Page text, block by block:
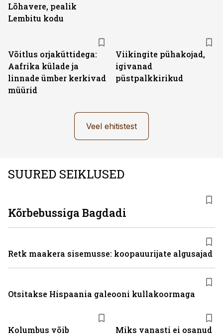
Lõhavere, pealik
Lembitu kodu
Võitlus orjaküttidega:
Aafrika külade ja
linnade ümber kerkivad
müürid
Viikingite pühakojad,
igivanad
püstpalkkirikud
Veel ehitistest
SUURED SEIKLUSED
Kolumbus võib Miks vanasti ei osanud
Kõrbebussiga Bagdadi
Retk maakera sisemusse: koopauurijate algusajad
Otsitakse Hispaania galeooni kullakoormaga